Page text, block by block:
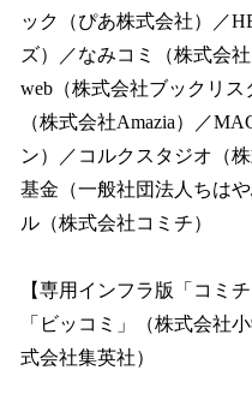
ック（ぴあ株式会社）／
ズ）／なみコミ（株式会
web（株式会社ブックリ
（株式会社Amazia）／
ン）／コルクスタジオ（
基金（一般社団法人ちは
ル（株式会社コミチ）
【専用インフラ版「コミ
「ビッコミ」（株式会社
式会社集英社）